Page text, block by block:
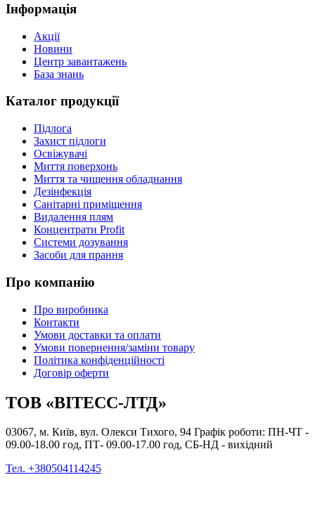
Інформація
Акції
Новини
Центр завантажень
База знань
Каталог продукції
Підлога
Захист підлоги
Освіжувачі
Миття поверхонь
Миття та чищення обладнання
Дезінфекція
Санітарні приміщення
Видалення плям
Концентрати Profit
Системи дозування
Засоби для прання
Про компанію
Про виробника
Контакти
Умови доставки та оплати
Умови повернення/заміни товару
Політика конфіденційності
Договір оферти
ТОВ «ВІТЕСС-ЛТД»
03067, м. Київ, вул. Олекси Тихого, 94 Графік роботи: ПН-ЧТ -
09.00-18.00 год, ПТ- 09.00-17.00 год, СБ-НД - вихідний
Тел. +380504114245